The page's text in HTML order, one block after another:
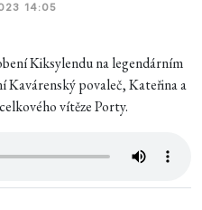
14:05
Kiksylendu na legendárním
Kavárenský povaleč, Kateřina a
vítěze Porty.